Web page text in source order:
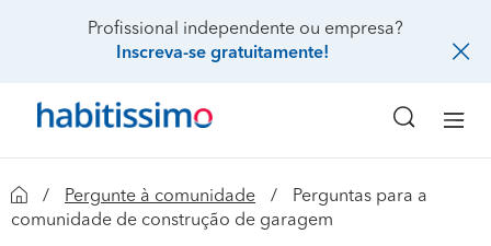
Profissional independente ou empresa?
Inscreva-se gratuitamente!
Pergunte à comunidade
Perguntas para a
comunidade de construção de garagem